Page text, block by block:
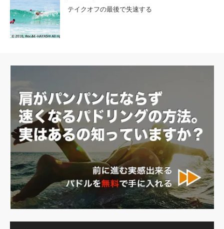
テイクオフの最後で失速する